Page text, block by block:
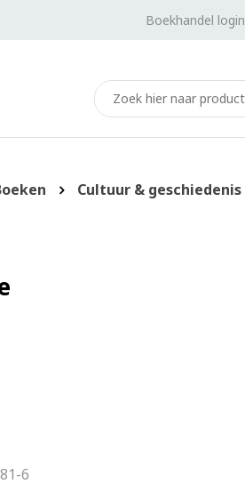
Boekhandel login
Cultuur & geschiedenis
6